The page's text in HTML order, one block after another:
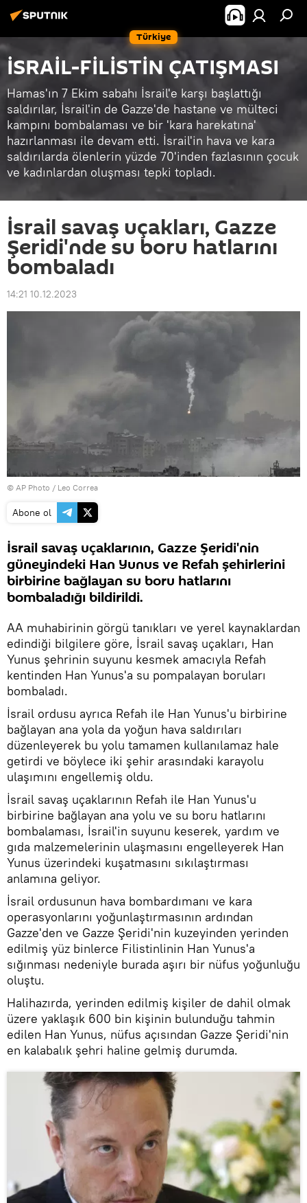
Türkiye
İSRAİL-FİLİSTİN ÇATIŞMASI
Hamas'ın 7 Ekim sabahı İsrail'e karşı başlattığı
saldırılar, İsrail'in de Gazze'de hastane ve mülteci
kampını bombalaması ve bir 'kara harekatına'
hazırlanması ile devam etti. İsrail'in hava ve kara
saldırılarda ölenlerin yüzde 70'inden fazlasının çocuk
ve kadınlardan oluşması tepki topladı.
İsrail savaş uçakları, Gazze
Şeridi'nde su boru hatlarını
bombaladı
14:21 10.12.2023
© AP Photo / Leo Correa
Abone ol
İsrail savaş uçaklarının, Gazze Şeridi'nin
güneyindeki Han Yunus ve Refah şehirlerini
birbirine bağlayan su boru hatlarını
bombaladığı bildirildi.
AA muhabirinin görgü tanıkları ve yerel kaynaklardan
edindiği bilgilere göre, İsrail savaş uçakları, Han
Yunus şehrinin suyunu kesmek amacıyla Refah
kentinden Han Yunus'a su pompalayan boruları
bombaladı.
İsrail ordusu ayrıca Refah ile Han Yunus'u birbirine
bağlayan ana yola da yoğun hava saldırıları
düzenleyerek bu yolu tamamen kullanılamaz hale
getirdi ve böylece iki şehir arasındaki karayolu
ulaşımını engellemiş oldu.
İsrail savaş uçaklarının Refah ile Han Yunus'u
birbirine bağlayan ana yolu ve su boru hatlarını
bombalaması, İsrail'in suyunu keserek, yardım ve
gıda malzemelerinin ulaşmasını engelleyerek Han
Yunus üzerindeki kuşatmasını sıkılaştırması
anlamına geliyor.
İsrail ordusunun hava bombardımanı ve kara
operasyonlarını yoğunlaştırmasının ardından
Gazze'den ve Gazze Şeridi'nin kuzeyinden yerinden
edilmiş yüz binlerce Filistinlinin Han Yunus'a
sığınması nedeniyle burada aşırı bir nüfus yoğunluğu
oluştu.
Halihazırda, yerinden edilmiş kişiler de dahil olmak
üzere yaklaşık 600 bin kişinin bulunduğu tahmin
edilen Han Yunus, nüfus açısından Gazze Şeridi'nin
en kalabalık şehri haline gelmiş durumda.